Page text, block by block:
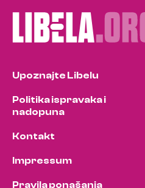
Upoznajte Libelu
Politika ispravaka i
nadopuna
Kontakt
Impressum
Pravila ponašanja